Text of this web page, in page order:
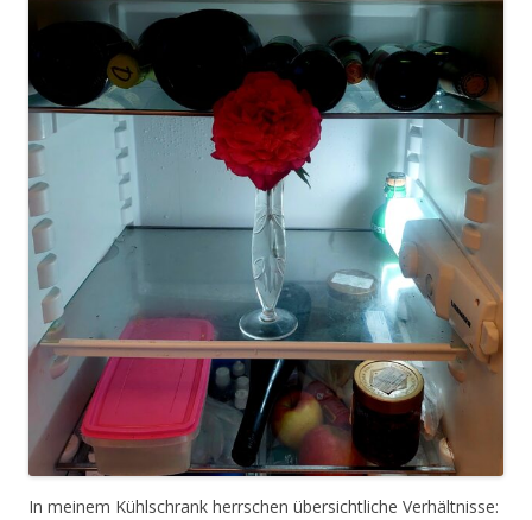
In meinem Kühlschrank herrschen übersichtliche Verhältnisse: